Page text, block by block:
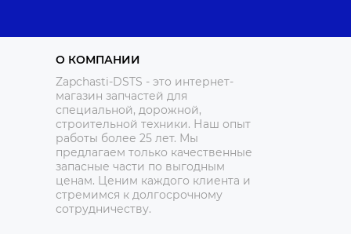
О КОМПАНИИ
Zapchasti-DSTS - это интернет-
магазин запчастей для
специальной, дорожной,
строительной техники. Наш опыт
работы более 25 лет. Мы
предлагаем только качественные
запасные части по выгодным
ценам. Ценим каждого клиента и
стремимся к долгосрочному
сотрудничеству.